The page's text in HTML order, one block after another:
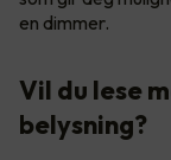
en dimmer.
Vil du lese
belysning?